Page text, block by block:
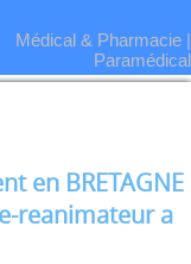
Médical & Pharmacie |
Paramédical
en BRETAGNE
reanimateur a